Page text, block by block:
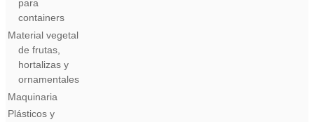
para
containers
Material vegetal
de frutas,
hortalizas y
ornamentales
Maquinaria
Plásticos y